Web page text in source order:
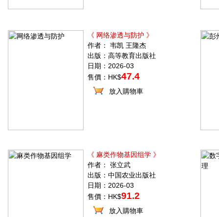
《 网络渗透与防护 》
作者： 韦凯 王隆杰
出版：高等教育出版社
日期：2026-03
售價：HK$47.4
放入購物車
《 麻类作物基因组学 》
作者： 张立武
出版：中国农业出版社
日期：2026-03
售價：HK$91.2
放入購物車